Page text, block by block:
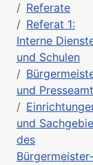
Referate
Referat 1:
Interne
und Schulen
und Presseamt
und
des